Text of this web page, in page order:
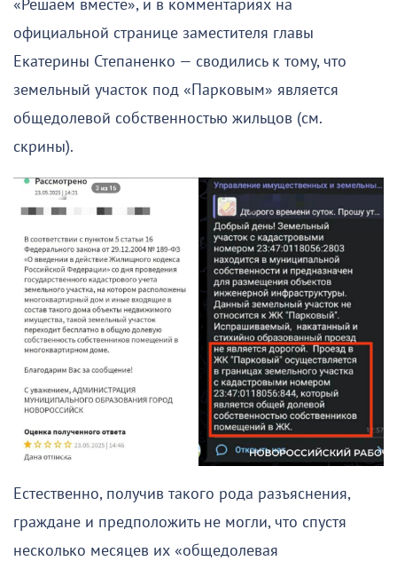
«Решаем вместе», и в комментариях на
официальной странице заместителя главы
Екатерины Степаненко — сводились к тому, что
земельный участок под «Парковым» является
общедолевой собственностью жильцов (см.
скрины).
Естественно, получив такого рода разъяснения,
граждане и предположить не могли, что спустя
несколько месяцев их «общедолевая